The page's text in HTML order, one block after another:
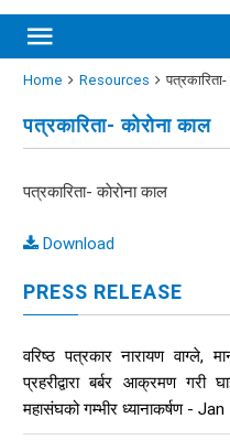
Home Resources
पत्रकारिता- काेराेना काल
पत्रकारिता- काेराेना काल
Download
PRESS RELEASE
वरिष्ठ पत्रकार नारायण वाग्ले,
प्रहरीद्वारा बर्बर आक्रमण गरी
महासंघको गम्भीर ध्यानाकर्षण -